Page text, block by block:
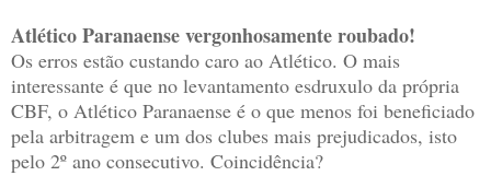
Atlético Paranaense vergonhosamente roubado!
Os erros estão custando caro ao Atlético. O mais
interessante é que no levantamento esdruxulo da própria
CBF, o Atlético Paranaense é o que menos foi beneficiado
pela arbitragem e um dos clubes mais prejudicados, isto
pelo 2º ano consecutivo. Coincidência?